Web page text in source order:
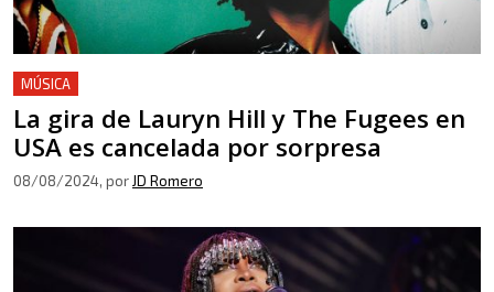
MÚSICA
La gira de Lauryn Hill y The Fugees en
USA es cancelada por sorpresa
08/08/2024, por JD Romero